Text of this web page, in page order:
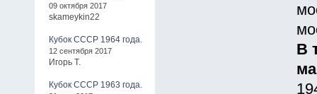
09 октября 2017
skameykin22
Кубок СССР 1964 года.
12 сентября 2017
Игорь Т.
Кубок СССР 1963 года.
В